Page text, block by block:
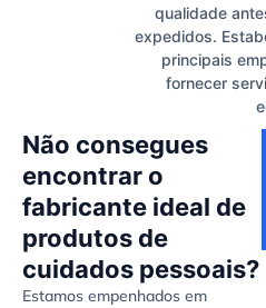
qualidade
expedidos.
principais
fornecer
Não consegues
encontrar o
fabricante ideal de
produtos de
cuidados pessoais?
Estamos empenhados em